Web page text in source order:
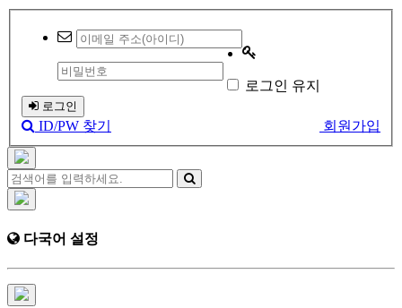
로그인 유지
로그인
회원가입
ID/PW 찾기
다국어 설정